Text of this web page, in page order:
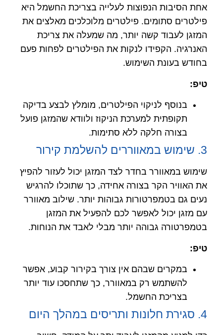
אחת הסיבות הנפוצות לעלייה בצריכת החשמל היא
פילטרים סתומים. פילטרים מלוכלכים מאלצים את
המזגן לעבוד קשה יותר, מה שמעלה את צריכת
האנרגיה. הקפידו לנקות את הפילטרים לפחות פעם
בחודש בעונת השימוש.
טיפ:
בנוסף לניקוי הפילטרים, מומלץ לבצע בדיקה
תקופתית למערכת הניקוז ולוודא שהמזגן פועל
בצורה חלקה ללא סתימות.
3. שימוש במאווררים להשלמת קירור
שימוש במאוורר בחדר לצד המזגן יכול לעזור להפיץ
את האוויר הקר בצורה אחידה, כך שתוכלו להרגיש
נעים גם בטמפרטורות גבוהות יותר. שילוב מאוורר
עם מזגן יכול לאפשר לכם להפעיל את המזגן
בטמפרטורה גבוהה יותר מבלי לאבד את הנוחות.
טיפ:
במקרים שבהם אין צורך בקירור קבוע, אפשר
להשתמש רק במאוורר, כך שתחסכו עוד יותר
בצריכת החשמל.
4. סגירת חלונות ותריסים במהלך היום